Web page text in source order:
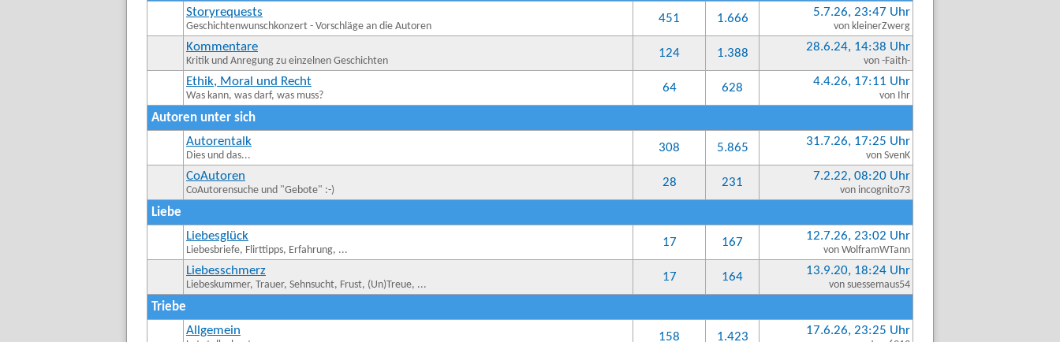
Storyrequests
Geschichtenwunschkonzert - Vorschläge an die Autoren
451 1.666 5.7.26, 23:47 Uhr
von kleinerZwerg
Kommentare
Kritik und Anregung zu einzelnen Geschichten
124 1.388 28.6.24, 14:38 Uhr
von -Faith-
Ethik, Moral und Recht
Was kann, was darf, was muss?
64 628 4.4.26, 17:11 Uhr
von Ihr
Autoren unter sich
Autorentalk
Dies und das...
308 5.865 31.7.26, 17:25 Uhr
von SvenK
CoAutoren
CoAutorensuche und "Gebote" :-)
28 231 7.2.22, 08:20 Uhr
von incognito73
Liebe
Liebesglück
Liebesbriefe, Flirttipps, Erfahrung, ...
17 167 12.7.26, 23:02 Uhr
von WolframWTann
Liebesschmerz
Liebeskummer, Trauer, Sehnsucht, Frust, (Un)Treue, ...
17 164 13.9.20, 18:24 Uhr
von suessemaus54
Triebe
Allgemein
158 1.423 17.6.26, 23:25 Uhr